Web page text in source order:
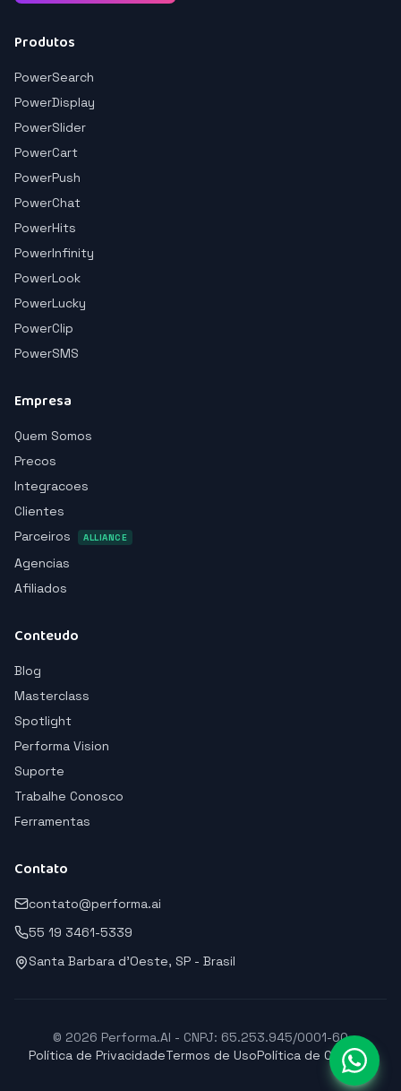
Produtos
PowerSearch
PowerDisplay
PowerSlider
PowerCart
PowerPush
PowerChat
PowerHits
PowerInfinity
PowerLook
PowerLucky
PowerClip
PowerSMS
Empresa
Quem Somos
Precos
Integracoes
Clientes
Parceiros
ALLIANCE
Agencias
Afiliados
Conteudo
Blog
Masterclass
Spotlight
Performa Vision
Suporte
Trabalhe Conosco
Ferramentas
Contato
contato@performa.ai
55 19 3461-5339
Santa Barbara d'Oeste, SP - Brasil
© 2026 Performa.AI - CNPJ: 65.253.945/0001-60
Política de PrivacidadeTermos de UsoPolítica de Cookies